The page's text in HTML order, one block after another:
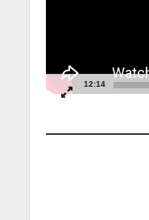
12:14